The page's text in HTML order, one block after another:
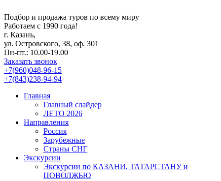
Подбор и продажа туров по всему миру
Работаем с 1990 года!
г. Казань,
ул. Островского, 38, оф. 301
Пн-пт.: 10.00-19.00
Заказать звонок
+7(960)048-96-15
+7(843)238-94-94
Главная
Главный слайдер
ЛЕТО 2026
Направления
Россия
Зарубежные
Страны СНГ
Экскурсии
Экскурсии по КАЗАНИ, ТАТАРСТАНУ и
ПОВОЛЖЬЮ